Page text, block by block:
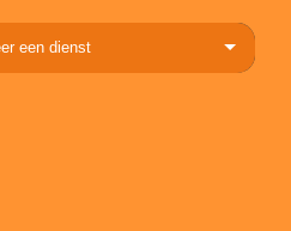
een dienst